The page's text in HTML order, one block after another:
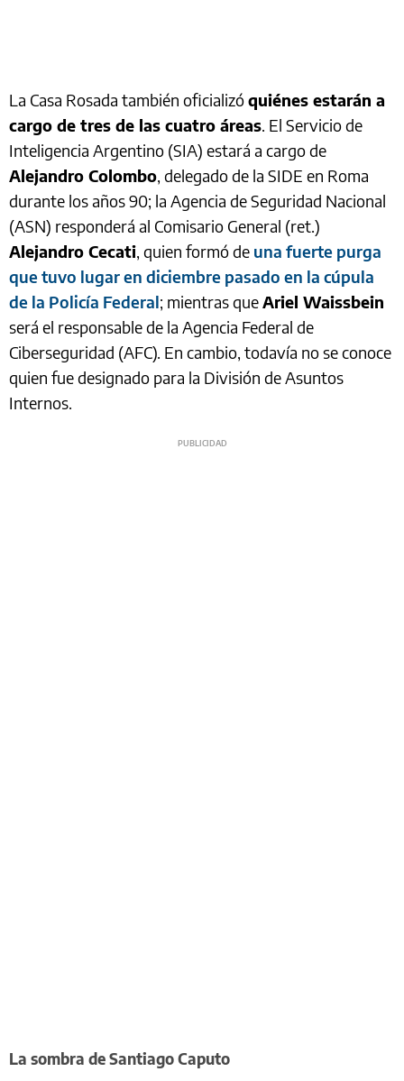
La Casa Rosada también oficializóquiénes estarán a
cargo de tres de las cuatro áreas. El Servicio de
Inteligencia Argentino (SIA) estará a cargo de
Alejandro Colombo, delegado de la SIDE en Roma
durante los años 90; la Agencia de Seguridad Nacional
(ASN) responderá al Comisario General (ret.)
Alejandro Cecati, quien formó de una fuerte purga
que tuvo lugar en diciembre pasado en la cúpula
de la Policía Federal; mientras queAriel Waissbein
será el responsable de la Agencia Federal de
Ciberseguridad (AFC). En cambio, todavía no se conoce
quien fue designado para la División de Asuntos
Internos.
La sombra de Santiago Caputo